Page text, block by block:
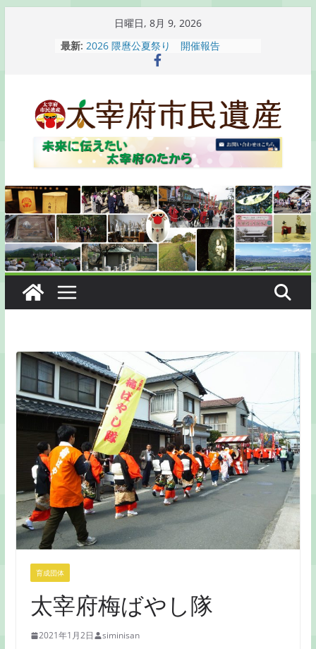
プ
日曜日, 8月 9, 2026
最新: 2026 隈麿公夏祭り 開催報告
通古賀歴史勉強会が開催されます
梅香苑夏まつり子どもみこし開催のお
知らせ
木うそ絵付け体験のお知らせ
育成団体
太宰府梅ばやし隊
2021年1月2日 siminisan